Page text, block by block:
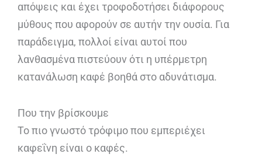
απόψεις και έχει τροφοδοτήσει διάφορους
μύθους που αφορούν σε αυτήν την ουσία. Για
παράδειγμα, πολλοί είναι αυτοί που
λανθασμένα πιστεύουν ότι η υπέρμετρη
κατανάλωση καφέ βοηθά στο αδυνάτισμα.
Που την βρίσκουμε
Το πιο γνωστό τρόφιμο που εμπεριέχει
καφεΐνη είναι ο καφές.